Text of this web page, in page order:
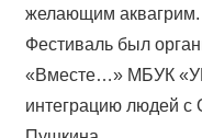
желающим аквагрим.
Фестиваль был
«Вместе…» МБУК
интеграцию людей с